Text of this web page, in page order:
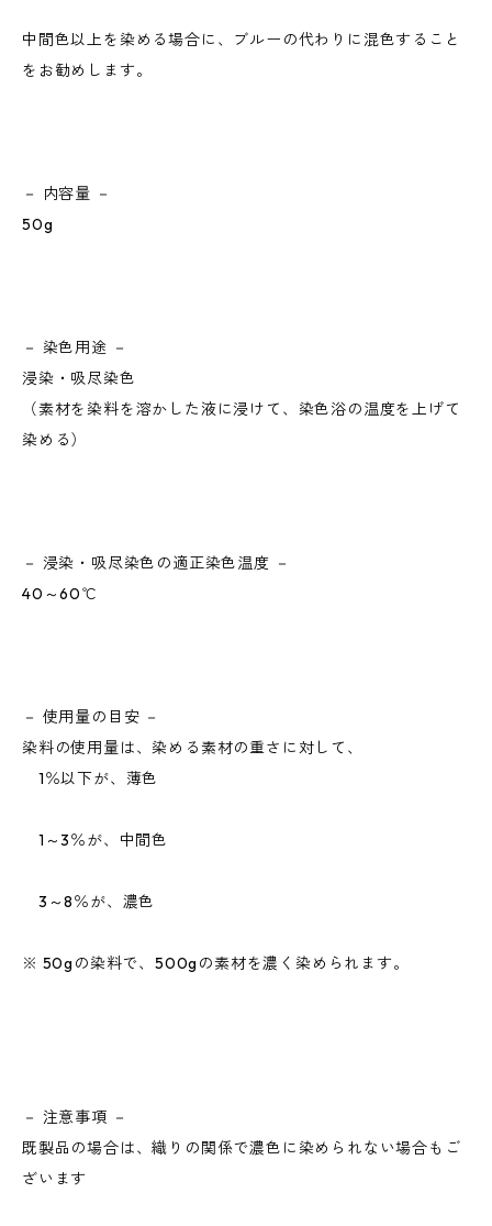
中間色以上を染める場合に、ブルーの代わりに混色すること
をお勧めします。
－ 内容量 －
50g
－ 染色用途 －
浸染・吸尽染色
（素材を染料を溶かした液に浸けて、染色浴の温度を上げて
染める）
－ 浸染・吸尽染色の適正染色温度 －
40～60℃
－ 使用量の目安 －
染料の使用量は、染める素材の重さに対して、
1％以下が、薄色
1～3％が、中間色
3～8％が、濃色
※ 50gの染料で、500gの素材を濃く染められます。
－ 注意事項 －
既製品の場合は、織りの関係で濃色に染められない場合もご
ざいます